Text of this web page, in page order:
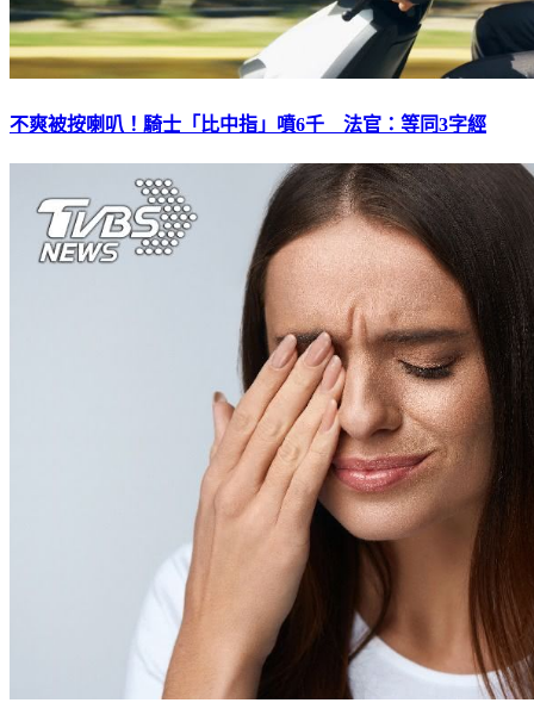
不爽被按喇叭！騎士「比中指」噴6千 法官：等同3字經